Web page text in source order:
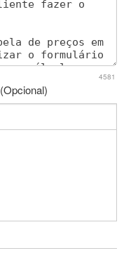
4581
(Opcional)